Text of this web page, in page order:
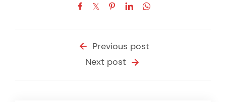
Previous post
Next post